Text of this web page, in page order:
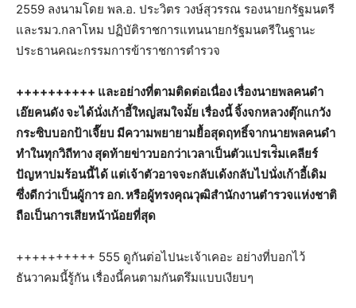
2559 ลงนามโดย พล.อ. ประวิตร วงษ์สุวรรณ รองนายกรัฐมนตรี
และรมว.กลาโหม ปฏิบัติราชการแทนนายกรัฐมนตรีในฐานะ
ประธานคณะกรรมการข้าราชการตำรวจ
++++++++++ และอย่างที่ตามติดต่อเนื่อง เรื่องนายพลคนดำ
เอ๊ยคนดัง จะได้นั่งเก้าอี้ใหญ่สมใจมั้ย เรื่องนี้ จิ้งจกหลวงตุ๊กแกวัง
กระซิบบอกป้าเจี๊ยบ มีความพยายามยื้อสุดฤทธิ์จากนายพลคนดำ
ทำในทุกวิถีทาง สุดท้ายข่าวบอกว่าเวลาเป็นตัวแปรเร่ิมเคลียร์
ปัญหาปมร้อนนี้ได้ แต่เจ้าตัวอาจจะกลับเด้งกลับไปนั่งเก้าอี้เดิม
ซึ่งดีกว่าเป็นผู้การ อก. หรือผู้ทรงคุณวุฒิสำนักงานตำรวจแห่งชาติ
ถือเป็นการเสียหน้าน้อยที่สุด
++++++++++ 555 ดูกันต่อไปนะเจ้าเคอะ อย่างที่บอกไว้
ธันวาคมนี้รู้กัน เรื่องนี้คนตามกันตรึมแบบเงียบๆ